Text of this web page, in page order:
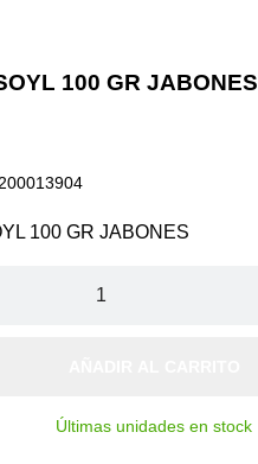
100 GR JABONES
200013904
100 GR JABONES
Últimas unidades en stock